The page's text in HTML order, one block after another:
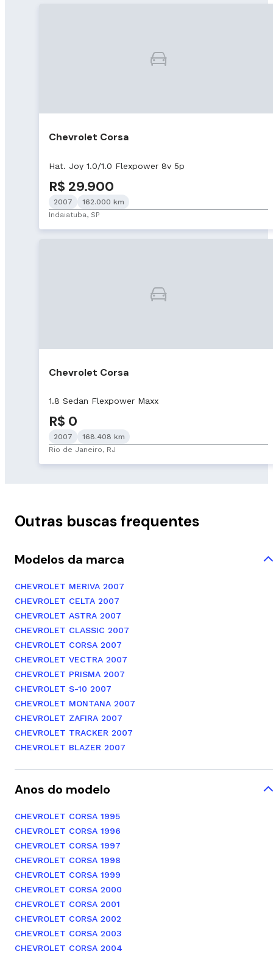
Chevrolet Corsa
Hat. Joy 1.0/1.0 Flexpower 8v 5p
R$ 29.900
2007
162.000 km
Indaiatuba, SP
Chevrolet Corsa
1.8 Sedan Flexpower Maxx
R$ 0
2007
168.408 km
Rio de Janeiro, RJ
Outras buscas frequentes
Modelos da marca
CHEVROLET MERIVA 2007
CHEVROLET CELTA 2007
CHEVROLET ASTRA 2007
CHEVROLET CLASSIC 2007
CHEVROLET CORSA 2007
CHEVROLET VECTRA 2007
CHEVROLET PRISMA 2007
CHEVROLET S-10 2007
CHEVROLET MONTANA 2007
CHEVROLET ZAFIRA 2007
CHEVROLET TRACKER 2007
CHEVROLET BLAZER 2007
Anos do modelo
CHEVROLET CORSA 1995
CHEVROLET CORSA 1996
CHEVROLET CORSA 1997
CHEVROLET CORSA 1998
CHEVROLET CORSA 1999
CHEVROLET CORSA 2000
CHEVROLET CORSA 2001
CHEVROLET CORSA 2002
CHEVROLET CORSA 2003
CHEVROLET CORSA 2004